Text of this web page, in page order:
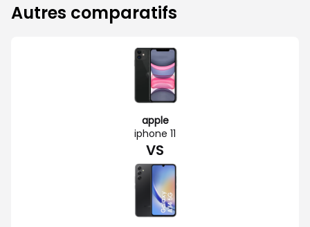
Autres comparatifs
apple
iphone 11
VS